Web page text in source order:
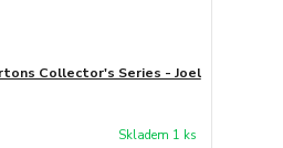
Collector's Series - Joel
Skladem 1 ks